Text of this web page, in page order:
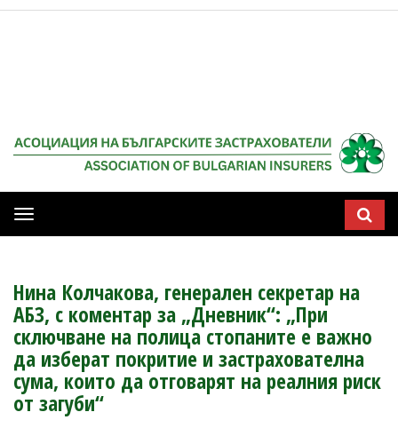
Мобилна
навигация
Нина Колчакова, генерален секретар на
АБЗ, с коментар за „Дневник“: „При
сключване на полица стопаните е важно
да изберат покритие и застрахователна
сума, които да отговарят на реалния риск
от загуби“